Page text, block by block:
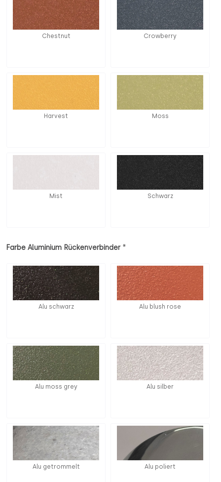
Chestnut Crowberry
Harvest Moss
Mist Schwarz
Farbe Aluminium Rückenverbinder*
Alu schwarz Alu blush rose
Alu moss grey Alu silber
Alu getrommelt Alu poliert